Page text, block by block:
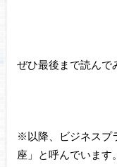
ぜひ最後まで読んで
※以降、ビジネスプ
座」と呼んでいます。